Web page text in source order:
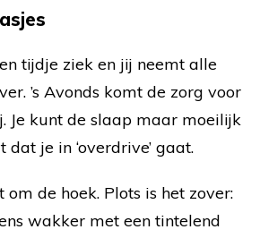
tijdje ziek en jij neemt alle
’s Avonds komt de zorg voor
Je kunt de slaap maar moeilijk
je in ‘overdrive’ gaat.
om de hoek. Plots is het zover:
wakker met een tintelend